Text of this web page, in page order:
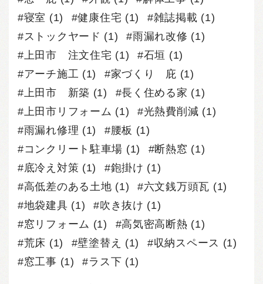
寝室 (1) 健康住宅 (1) 雑誌掲載 (1)
ストックヤード (1) 雨漏れ改修 (1)
上田市 注文住宅 (1) 石垣 (1)
アーチ施工 (1) 家づくり 庇 (1)
上田市 新築 (1) 長く住める家 (1)
上田市リフォーム (1) 光熱費削減 (1)
雨漏れ修理 (1) 腰板 (1)
コンクリート駐車場 (1) 断熱窓 (1)
底冷え対策 (1) 鉋掛け (1)
高低差のある土地 (1) 六文銭万頭瓦 (1)
地袋建具 (1) 吹き抜け (1)
窓リフォーム (1) 高気密高断熱 (1)
荒床 (1) 壁塗替え (1) 収納スペース (1)
窓工事 (1) ラス下 (1)